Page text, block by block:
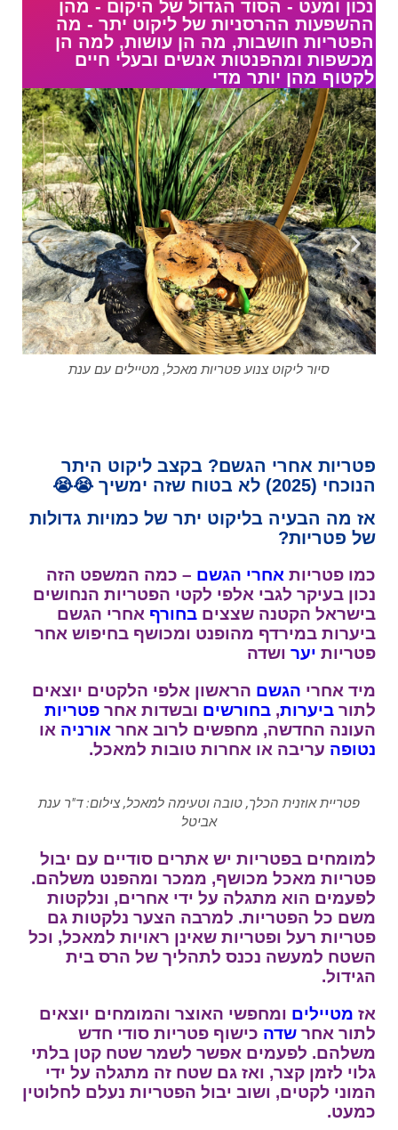
נכון ומעט - הסוד הגדול של היקום - מהן
ההשפעות ההרסניות של ליקוט יתר - מה
הפטריות חושבות, מה הן עושות, למה הן
מכשפות ומהפנטות אנשים ובעלי חיים
לקטוף מהן יותר מדי
סיור ליקוט צנוע פטריות מאכל, מטיילים עם ענת
פטריות אחרי הגשם? בקצב ליקוט היתר
הנוכחי (2025) לא בטוח שזה ימשיך 😭😭
אז מה הבעיה בליקוט יתר של כמויות גדולות
של פטריות?
כמו פטריות אחרי הגשם – כמה המשפט הזה
נכון בעיקר לגבי אלפי לקטי הפטריות הנחושים
בישראל הקטנה שצצים בחורף אחרי הגשם
ביערות במירדף מהופנט ומכושף בחיפוש אחר
פטריות יער ושדה
מיד אחרי הגשם הראשון אלפי הלקטים יוצאים
לתור ביערות, בחורשים ובשדות אחר פטריות
העונה החדשה, מחפשים לרוב אחר אורניה או
נטופה עריבה או אחרות טובות למאכל.
פטריית אוזנית הכלך, טובה וטעימה למאכל, צילום: ד"ר ענת
אביטל
למומחים בפטריות יש אתרים סודיים עם יבול
פטריות מאכל מכושף, ממכר ומהפנט משלהם.
לפעמים הוא מתגלה על ידי אחרים, ונלקטות
משם כל הפטריות. למרבה הצער נלקטות גם
פטריות רעל ופטריות שאינן ראויות למאכל, וכל
השטח למעשה נכנס לתהליך של הרס בית
הגידול.
אז מטיילים ומחפשי האוצר והמומחים יוצאים
לתור אחר שדה כישוף פטריות סודי חדש
משלהם. לפעמים אפשר לשמר שטח קטן בלתי
גלוי לזמן קצר, ואז גם שטח זה מתגלה על ידי
המוני לקטים, ושוב יבול הפטריות נעלם לחלוטין
כמעט.